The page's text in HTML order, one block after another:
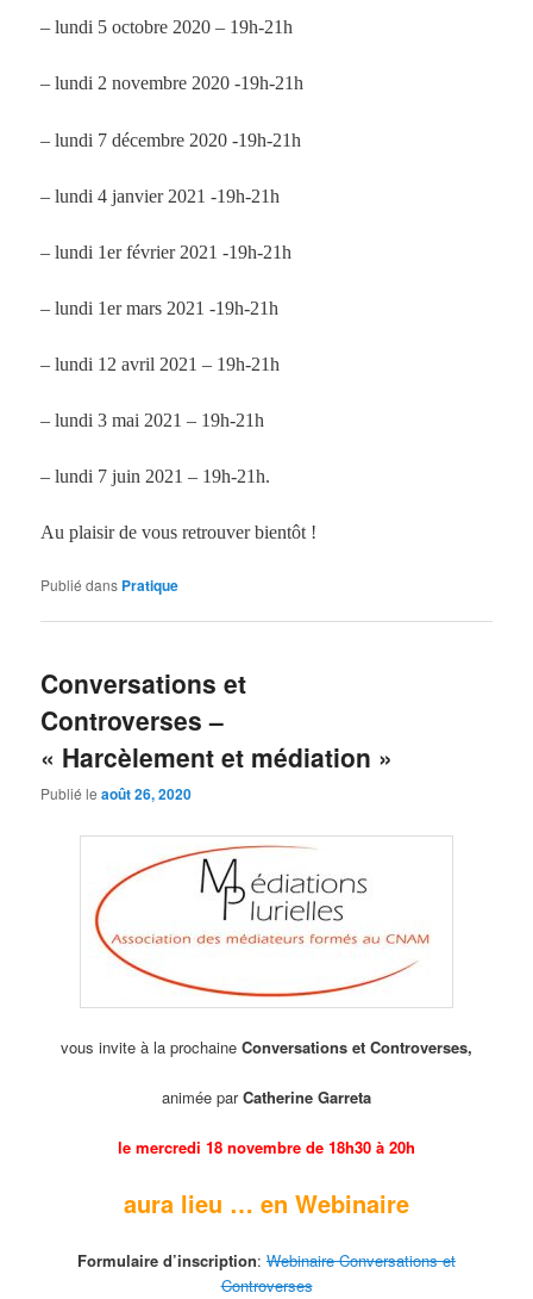
– lundi 5 octobre 2020 – 19h-21h
– lundi 2 novembre 2020 -19h-21h
– lundi 7 décembre 2020 -19h-21h
– lundi 4 janvier 2021 -19h-21h
– lundi 1er février 2021 -19h-21h
– lundi 1er mars 2021 -19h-21h
– lundi 12 avril 2021 – 19h-21h
– lundi 3 mai 2021 – 19h-21h
– lundi 7 juin 2021 – 19h-21h.
Au plaisir de vous retrouver bientôt !
Publié dans Pratique
Conversations et
Controverses –
« Harcèlement et médiation »
Publié leaoût 26, 2020
vous invite à la prochaine Conversations et Controverses,
animée parCatherine Garreta
le mercredi 18 novembre de 18h30 à 20h
aura lieu … en Webinaire
Formulaire d’inscription: Webinaire Conversations et
Controverses